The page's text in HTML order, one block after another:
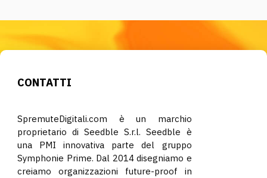
CONTATTI
SpremuteDigitali.com è un marchio
proprietario di Seedble S.r.l. Seedble è
una PMI innovativa parte del gruppo
Symphonie Prime. Dal 2014 disegniamo e
creiamo organizzazioni future-proof in